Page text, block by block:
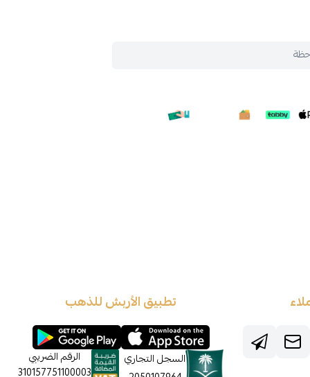
تطبيق الأربش للذهب
السجل التجاري
الرقم الضريبي
310157751100003